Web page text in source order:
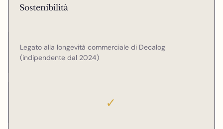
Sostenibilità
Legato alla longevità commerciale di Decalog
(indipendente dal 2024)
✓